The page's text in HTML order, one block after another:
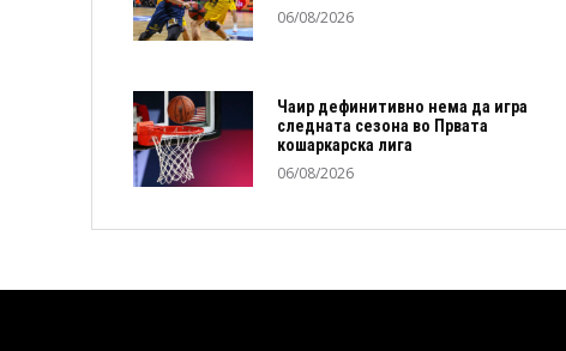
06/08/2026
Чаир дефинитивно нема да игра
следната сезона во Првата
кошаркарска лига
06/08/2026